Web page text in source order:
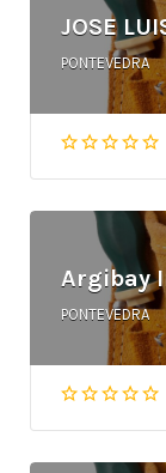
JOSE
PONTEVEDRA
Argibay
PONTEVEDRA